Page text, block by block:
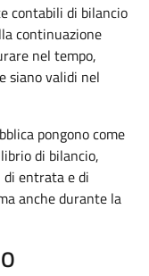
contabili di bilancio
continuazione
nel tempo,
siano validi nel
pongono come
di bilancio,
di entrata e di
anche durante la